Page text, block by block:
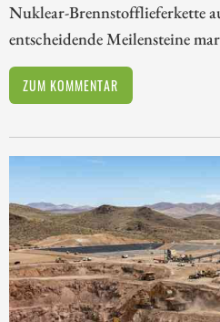
Nuklear-Brennstofflieferkette
entscheidende Meilensteine
ZUM KOMMENTAR